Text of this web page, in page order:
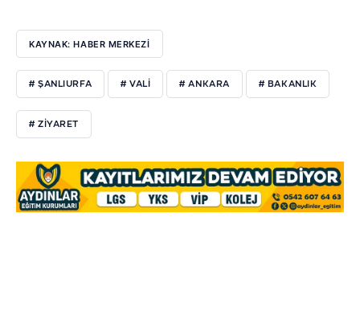
KAYNAK: HABER MERKEZİ
# ŞANLIURFA # VALİ # ANKARA # BAKANLIK
# ZİYARET